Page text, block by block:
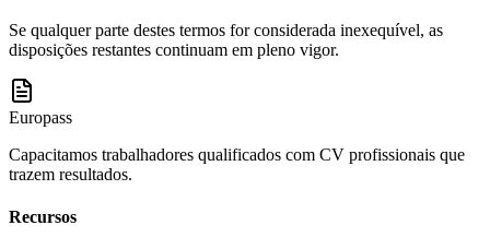
Se qualquer parte destes termos for considerada inexequível, as
disposições restantes continuam em pleno vigor.
Europass
Capacitamos trabalhadores qualificados com CV profissionais que
trazem resultados.
Recursos